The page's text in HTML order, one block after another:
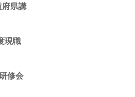
県講
現職
修会